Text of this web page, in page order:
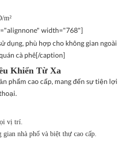
m²
width="768"]
cà phê[/caption]
Khiển Từ Xa
phẩm cao cấp, mang đến sự tiện
vị trí.
nhà phố và biệt thự cao cấp